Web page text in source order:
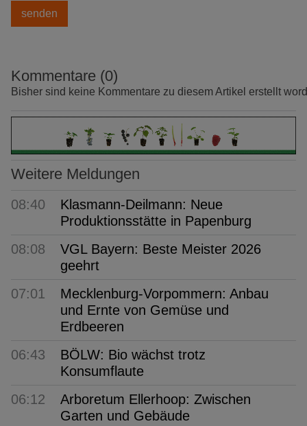
Kommentare (0)
Bisher sind keine Kommentare zu diesem Artikel erstellt
Weitere Meldungen
08:40
Klasmann-Deilmann: Neue
Produktionsstätte in Papenburg
08:08
VGL Bayern: Beste Meister 2026
geehrt
07:01
Mecklenburg-Vorpommern: Anbau
und Ernte von Gemüse und
Erdbeeren
06:43
BÖLW: Bio wächst trotz
Konsumflaute
06:12
Arboretum Ellerhoop: Zwischen
Garten und Gebäude